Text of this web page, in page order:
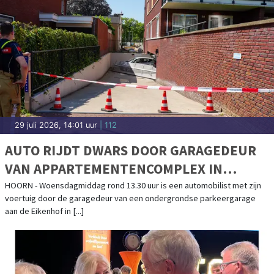
HULP NODIG? DOE MEE AAN DE
WESTFRIESE BEURSVLOER
BOVENKARSPEL - Heeft jouw maatschappelijke organisatie een
hulpvraag die je zelf niet kunt oplossen? Doe dan mee aan de
Westfriese Beursvloer op 29 [...]
29 juli 2026, 8:00 uur| uitgaan